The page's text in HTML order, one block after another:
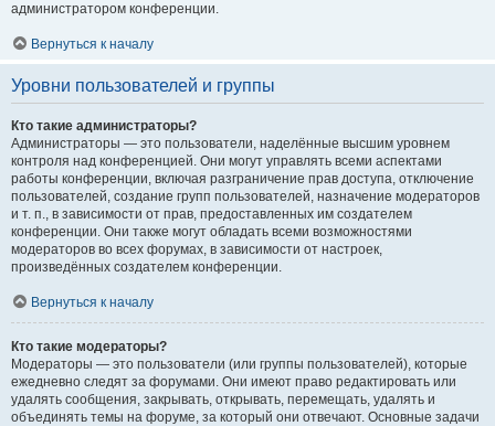
администратором конференции.
Вернуться к началу
Уровни пользователей и группы
Кто такие администраторы?
Администраторы — это пользователи, наделённые высшим уровнем
контроля над конференцией. Они могут управлять всеми аспектами
работы конференции, включая разграничение прав доступа, отключение
пользователей, создание групп пользователей, назначение модераторов
и т. п., в зависимости от прав, предоставленных им создателем
конференции. Они также могут обладать всеми возможностями
модераторов во всех форумах, в зависимости от настроек,
произведённых создателем конференции.
Вернуться к началу
Кто такие модераторы?
Модераторы — это пользователи (или группы пользователей), которые
ежедневно следят за форумами. Они имеют право редактировать или
удалять сообщения, закрывать, открывать, перемещать, удалять и
объединять темы на форуме, за который они отвечают. Основные задачи